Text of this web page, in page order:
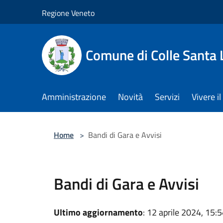
Regione Veneto
Comune di Colle Santa
Amministrazione Novità Servizi Vivere
Home > Bandi di Gara e Avvisi
Bandi di Gara e Avvisi
Ultimo aggiornamento: 12 aprile 2024,